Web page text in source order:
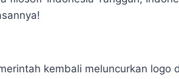
kembali meluncurkan